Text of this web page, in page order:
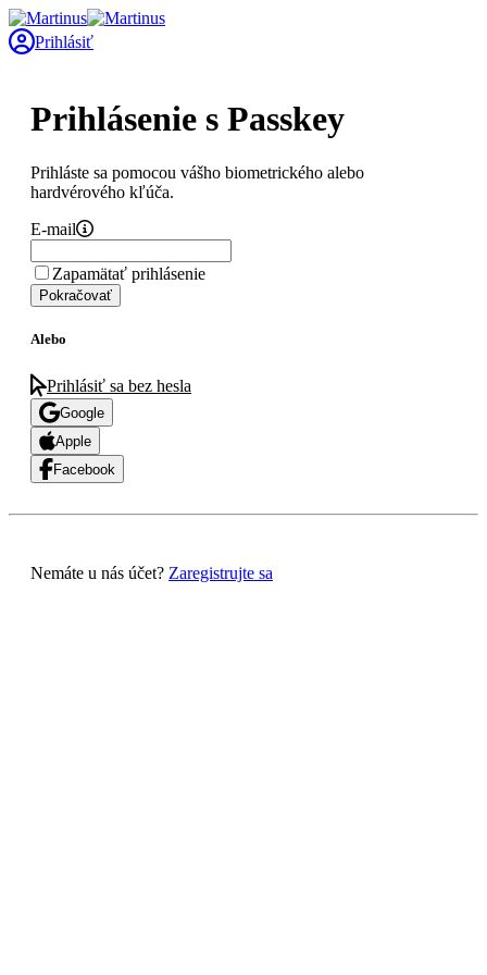
Prihlásiť
Prihlásenie s Passkey
Prihláste sa pomocou vášho biometrického alebo
hardvérového kľúča.
E-mail
Zapamätať prihlásenie
Pokračovať
Alebo
Prihlásiť sa bez hesla
Google
Apple
Facebook
Nemáte u nás účet? Zaregistrujte sa